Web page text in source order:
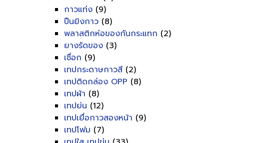
กาวแท่ง (9)
ปืนยิงกาว (8)
พลาสติกห่อของกันกระแทก (2)
ยางรัดของ (3)
เชื่อก (9)
เทปกระดาษกาวสี (2)
เทปติดกล่อง OPP (8)
เทปผ้า (8)
เทปย่น (12)
เทปเยื่อกาวสองหน้า (9)
เทปโฟม (7)